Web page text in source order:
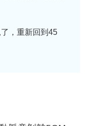
，重新回到45